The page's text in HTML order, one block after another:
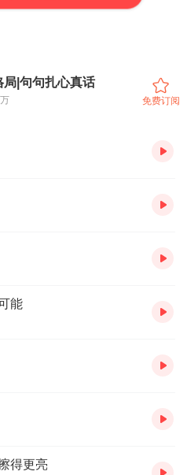
|句句扎心真话
免费订阅
能
得更亮